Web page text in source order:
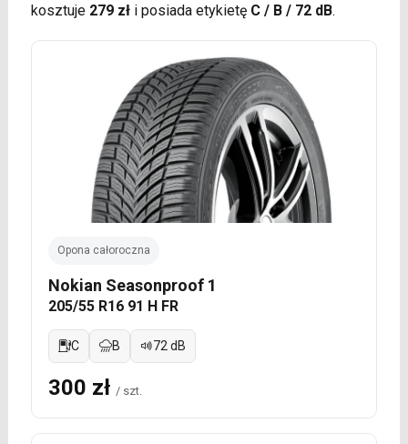
kosztuje 279 złi posiada etykietę C / B / 72 dB.
Opona całoroczna
Nokian Seasonproof 1
205/55 R16 91 H FR
C B 72 dB
300 zł / szt.